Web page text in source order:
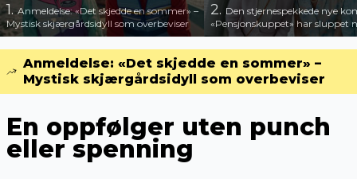
1.Anmeldelse: «Det skjedde en sommer» –
Mystisk skjærgårdsidyll som overbeviser
2. Den stjernespekkede nye
«Pensjonskuppet» har sluppet
Anmeldelse: «Det skjedde en sommer» –
Mystisk skjærgårdsidyll som overbeviser
En oppfølger uten punch
eller spenning